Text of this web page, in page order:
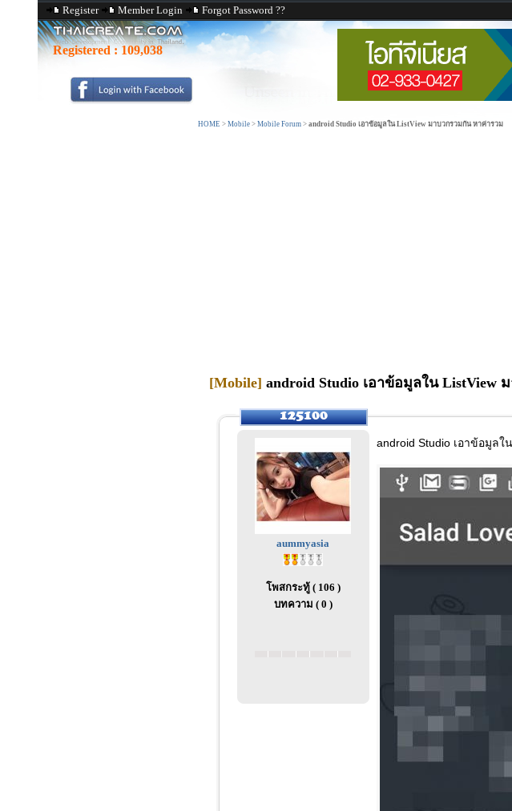
Register Member Login Forgot Password ??
Registered : 109,038
HOME > Mobile > Mobile Forum > android Studio เอาข้อมูลใน ListView มาบวกรวมกัน หาค่ารวม
[Mobile] android Studio เอาข้อมูลใน ListView
aummyasia
โพสกระทู้ ( 106 )
บทความ ( 0 )
android Studio เอาข้อมูล